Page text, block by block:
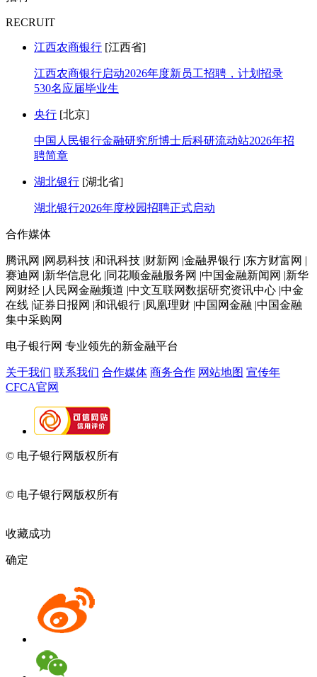
RECRUIT
江西农商银行 [江西省]
江西农商银行启动2026年度新员工招聘，计划招录
530名应届毕业生
央行 [北京]
中国人民银行金融研究所博士后科研流动站2026年招
聘简章
湖北银行 [湖北省]
湖北银行2026年度校园招聘正式启动
合作媒体
腾讯网 |网易科技 |和讯科技 |财新网 |金融界银行 |东方财富网 |
赛迪网 |新华信息化 |同花顺金融服务网 |中国金融新闻网 |新华
网财经 |人民网金融频道 |中文互联网数据研究资讯中心 |中金
在线 |证券日报网 |和讯银行 |凤凰理财 |中国网金融 |中国金融
集中采购网
电子银行网 专业领先的新金融平台
关于我们 联系我们 合作媒体 商务合作 网站地图 宣传年
CFCA官网
© 电子银行网版权所有
© 电子银行网版权所有
收藏成功
确定